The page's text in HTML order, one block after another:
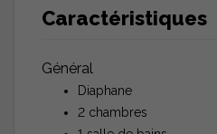
Caractéristiques
Général
Diaphane
2 chambres